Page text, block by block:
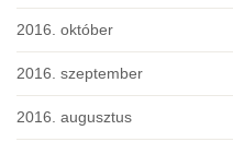
2016. október
2016. szeptember
2016. augusztus